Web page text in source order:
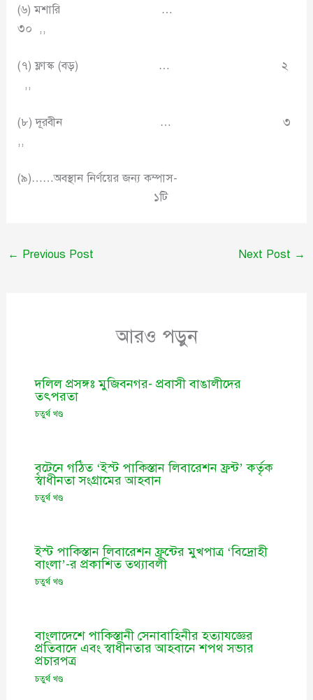
(৬) মশারি …
৩০ ,,
(৭) ফ্লাস্ক (বড়) … ২
,,
(৮) দূরবীন … ৩
,,
(৯)……অবস্থান নির্ণয়ের জন্য কম্পাস-
১টি
← Previous Post Next Post →
আরও পড়ুন
দলিল প্রসঙ্গঃ মুজিবনগর- প্রবাসী বাঙালীদের
তৎপরতা
চতুর্থ খণ্ড
বৃটেনে গঠিত ‘ইস্ট পাকিস্তান লিবারেশন ফ্রন্ট’ কর্তৃক
স্বাধীনতা সংগ্রামের আহবান
চতুর্থ খণ্ড
ইস্ট পাকিস্তান লিবারেশন ফ্রন্টের মুখপাত্র ‘বিদ্রোহী
বাংলা’-র প্রকাশিত তথ্যাবলী
চতুর্থ খণ্ড
বাংলাদেশে পাকিস্তানী সেনাবাহিনীর হত্যাযজ্ঞের
প্রতিবাদে এবং স্বাধীনতার আহবানে শপথ সভার
প্রচারপত্র
চতুর্থ খণ্ড